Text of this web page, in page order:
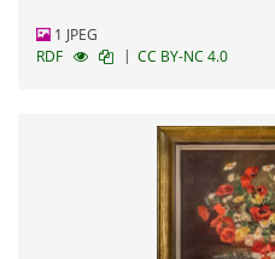
1 JPEG
RDF
| CC BY-NC 4.0